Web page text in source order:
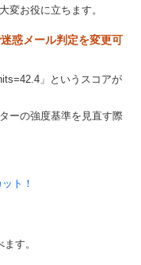
変お役に立ちます。
惑メール判定を変更可
」というスコアが
ーの強度基準を見直す際
ト！
す。